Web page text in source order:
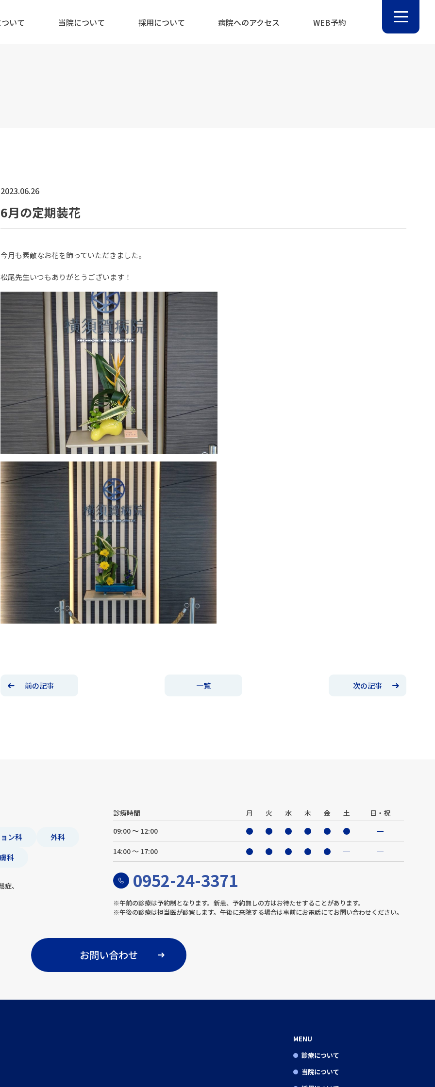
いて 当院について 採用について 病院へのアクセス WEB予約
2023.06.26
6月の定期装花
今月も素敵なお花を飾っていただきました。
松尾先生いつもありがとうございます！
前の記事 一覧 次の記事
ン科
外科
科
、
診療時間 月 火 水 木 金 土
日・祝
09:00 ～ 12:00
14:00 ～ 17:00
0952-24-3371
※午前の診療は予約制となります。新患、予約無しの方はお待たせすることがあります。
※午後の診療は担当医が診察します。午後に来院する場合は事前にお電話にてお問い合わせください。
お問い合わせ
MENU
診療について
当院について